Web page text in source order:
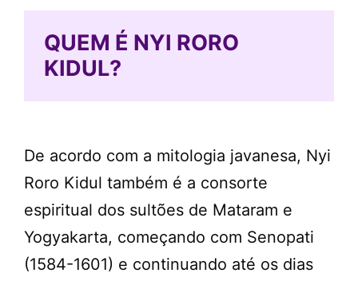
QUEM É NYI RORO
KIDUL?
De acordo com a mitologia javanesa, Nyi
Roro Kidul também é a consorte
espiritual dos sultões de Mataram e
Yogyakarta, começando com Senopati
(1584-1601) e continuando até os dias